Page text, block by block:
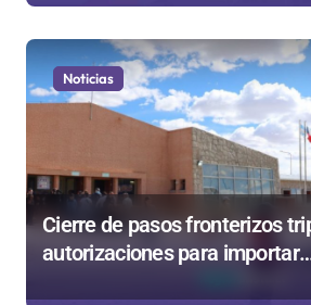
Noticias
Cierre de pasos fronterizos
autorizaciones para importar